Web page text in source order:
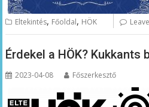
Eltekintés, Főoldal, HÖK
Érdekel a HÖK? Kukkants
2023-04-08 Főszerkesztő